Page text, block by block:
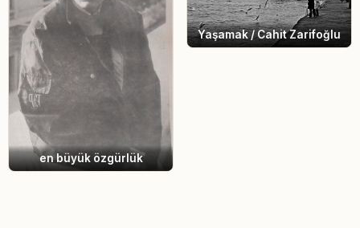
en büyük özgürlük
Yaşamak / Cahit Zarifoğlu